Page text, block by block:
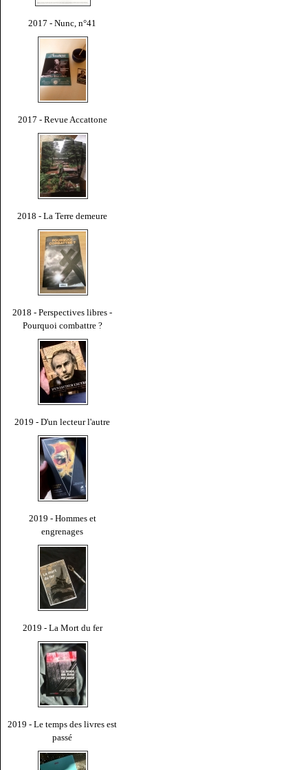
2017 - Nunc, n°41
2017 - Revue Accattone
2018 - La Terre demeure
2018 - Perspectives libres -
Pourquoi combattre ?
2019 - D'un lecteur l'autre
2019 - Hommes et
engrenages
2019 - La Mort du fer
2019 - Le temps des livres est
passé